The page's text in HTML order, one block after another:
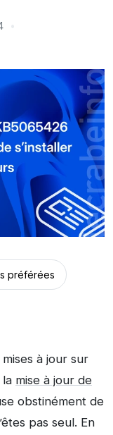
préférées
à jour sur
mise à jour de
obstinément de
pas seul. En